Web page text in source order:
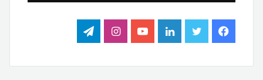
فیس
بوک
توییتر لینکدینیوتیوباینستاگرام
تلگرام